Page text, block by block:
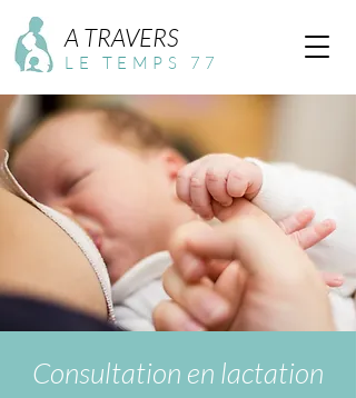
LE TEMPS 77
A TRAVERS
Consultation en lactation